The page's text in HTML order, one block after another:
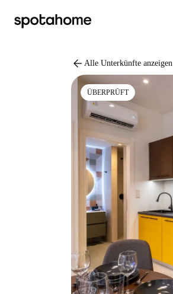
arrow_back Alle Unterkünfte anzeigen
ÜBERPRÜFT